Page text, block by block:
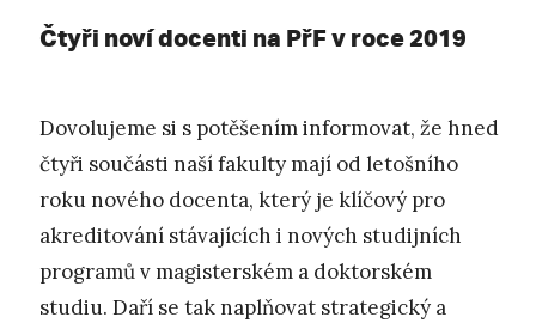
Čtyři noví docenti na PřF v roce 2019
Dovolujeme si s potěšením informovat, že hned
čtyři součásti naší fakulty mají od letošního
roku nového docenta, který je klíčový pro
akreditování stávajících i nových studijních
programů v magisterském a doktorském
studiu. Daří se tak naplňovat strategický a